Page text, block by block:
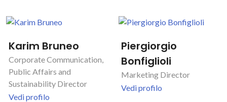
Karim Bruneo
Corporate Communication,
Public Affairs and
Sustainability Director
Vedi profilo
Piergiorgio
Bonfiglioli
Marketing Director
Vedi profilo